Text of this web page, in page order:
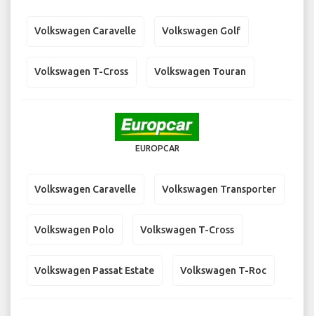
Volkswagen Caravelle Volkswagen Golf
Volkswagen T-Cross Volkswagen Touran
EUROPCAR
Volkswagen Caravelle Volkswagen Transporter
Volkswagen Polo Volkswagen T-Cross
Volkswagen Passat Estate Volkswagen T-Roc